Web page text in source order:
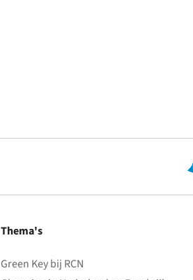
Thema's
Green Key bij RCN